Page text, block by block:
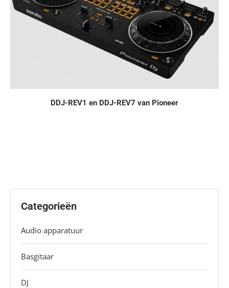
DDJ-REV1 en DDJ-REV7 van Pioneer
Categorieën
Audio apparatuur
Basgitaar
DJ